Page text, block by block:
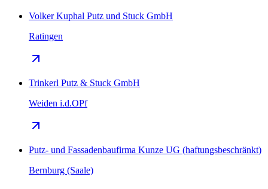
Volker Kuphal Putz und Stuck GmbH
Ratingen
Trinkerl Putz & Stuck GmbH
Weiden i.d.OPf
Putz- und Fassadenbaufirma Kunze UG (haftungsbeschränkt)
Bernburg (Saale)